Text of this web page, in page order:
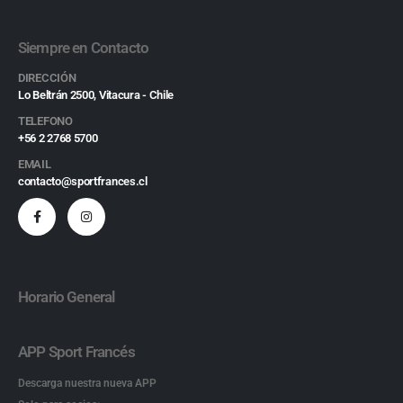
Siempre en Contacto
DIRECCIÓN
Lo Beltrán 2500, Vitacura - Chile
TELEFONO
+56 2 2768 5700
EMAIL
contacto@sportfrances.cl
Horario General
APP Sport Francés
Descarga nuestra nueva APP